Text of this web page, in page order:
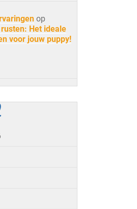
op
Het ideale
voor jouw puppy!